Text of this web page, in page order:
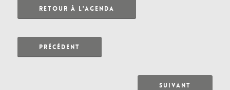
RETOUR À L'AGENDA
PRÉCÉDENT
SUIVANT